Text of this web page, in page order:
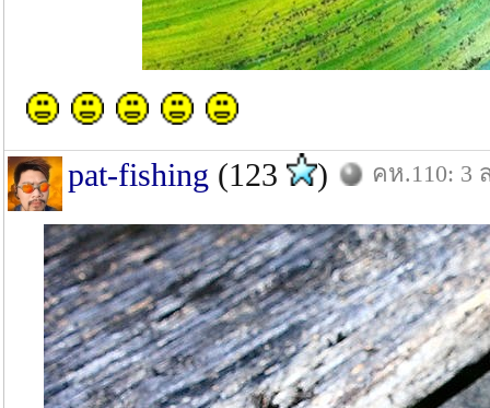
pat-fishing (123 ) คห.110: 3